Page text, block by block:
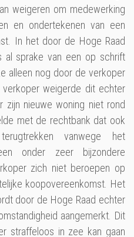
weigeren om medewerking
en ondertekenen van een
In het door de Hoge Raad
al sprake van een op schrift
alleen nog door de verkoper
weigerde dit echter
zijn nieuwe woning niet rond
met de rechtbank dat ook
vanwege het
onder zeer bijzondere
zich niet beroepen op
koopovereenkomst. Het
door de Hoge Raad echter
aangemerkt. Dit
straffeloos in zee kan gaan